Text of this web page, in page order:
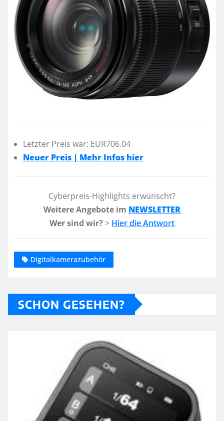
Letzter Preis war: EUR706.04
Neuer Preis | Mehr Infos hier
Cyberpreis-Highlights erwünscht?
Weitere Angebote im NEWSLETTER
Wer sind wir? > Hier die Antwort
Digitalkamerazubehör
SCHON GESEHEN?